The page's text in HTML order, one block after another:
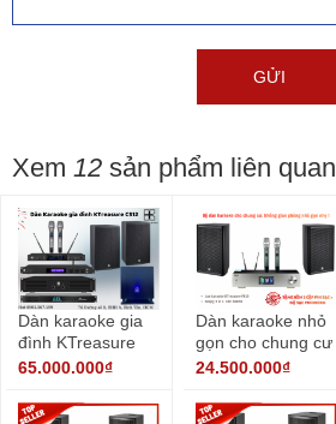
Xem 12 sản phẩm liên quan
Dàn karaoke gia
đình KTreasure
CS12
65.000.000₫
Dàn karaoke nhỏ
gọn cho chung cư
không gian nhỏ
24.500.000₫